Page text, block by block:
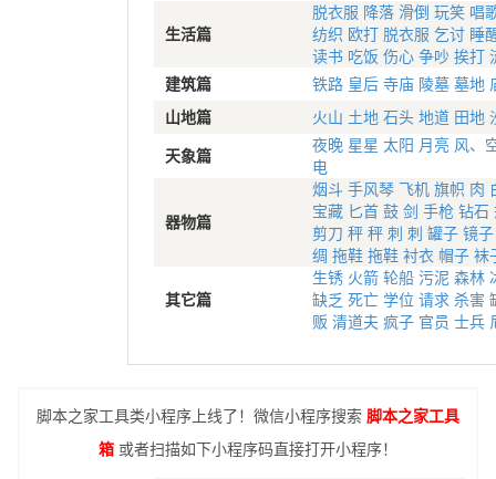
生活篇
脱衣服 降落 滑倒 玩笑 唱
纺织 欧打 脱衣服 乞讨 睡
读书 吃饭 伤心 争吵 挨打
建筑篇
铁路 皇后 寺庙 陵墓 墓地
山地篇
火山 土地 石头 地道 田地
天象篇
夜晚 星星 太阳 月亮 风、
电
器物篇
烟斗 手风琴 飞机 旗帜 肉
宝藏 匕首 鼓 剑 手枪 钻石
剪刀 秤 秤 刺 刺 罐子 镜子
绸 拖鞋 拖鞋 衬衣 帽子 袜
其它篇
生锈 火箭 轮船 污泥 森林
缺乏 死亡 学位 请求 杀害
贩 清道夫 疯子 官员 士兵
脚本之家工具类小程序上线了！微信小程序搜索 脚本之家工具
箱 或者扫描如下小程序码直接打开小程序！